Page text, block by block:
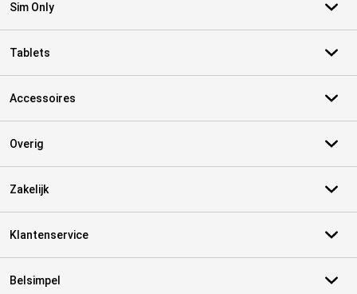
Sim Only
Tablets
Accessoires
Overig
Zakelijk
Klantenservice
Belsimpel